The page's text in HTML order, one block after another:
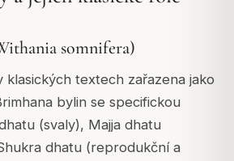
somnifera)
klasických textech zařazena jako
bylin se specifickou
(svaly), Majja dhatu
dhatu (reprodukční a